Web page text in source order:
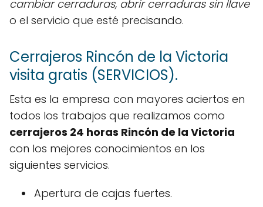
cambiar cerraduras, abrir cerraduras sin llave
o el servicio que esté precisando.
Cerrajeros Rincón de la Victoria
visita gratis (SERVICIOS).
Esta es la empresa con mayores aciertos en
todos los trabajos que realizamos como
cerrajeros 24 horas Rincón de la Victoria
con los mejores conocimientos en los
siguientes servicios.
Apertura de cajas fuertes.